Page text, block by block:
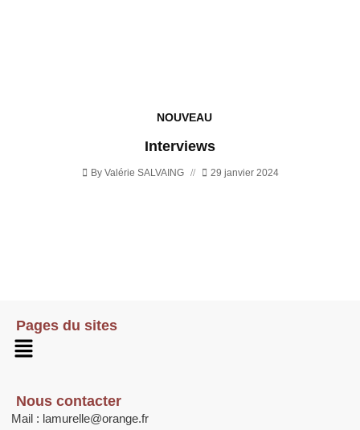
NOUVEAU
Interviews
By Valérie SALVAING 29 janvier 2024
Pages du sites
Menu
Nous contacter
Mail : lamurelle@orange.fr